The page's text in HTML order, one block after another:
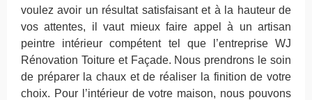
voulez avoir un résultat satisfaisant et à la hauteur de
vos attentes, il vaut mieux faire appel à un artisan
peintre intérieur compétent tel que l’entreprise WJ
Rénovation Toiture et Façade. Nous prendrons le soin
de préparer la chaux et de réaliser la finition de votre
choix. Pour l’intérieur de votre maison, nous pouvons